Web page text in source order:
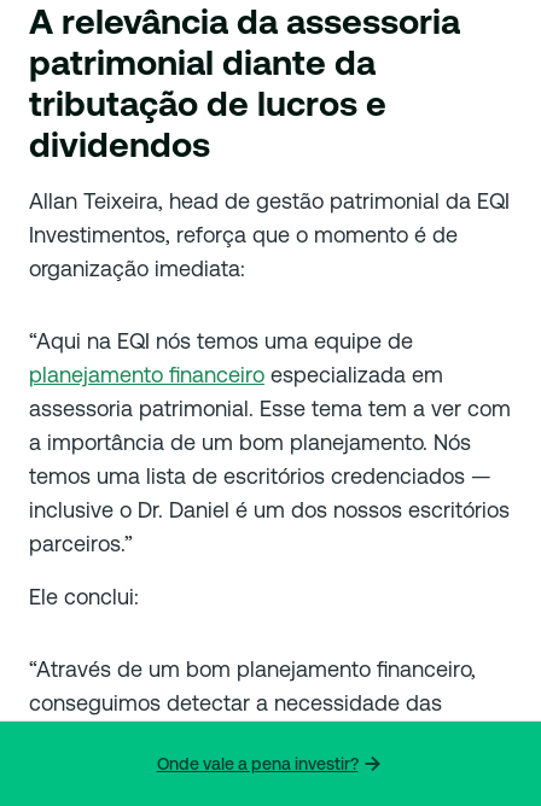
Onde vale a pena investir?
A relevância da assessoria
patrimonial diante da
tributação de lucros e
dividendos
Allan Teixeira, head de gestão patrimonial da EQI
Investimentos, reforça que o momento é de
organização imediata:
“Aqui na EQI nós temos uma equipe de
planejamento financeiro especializada em
assessoria patrimonial. Esse tema tem a ver com
a importância de um bom planejamento. Nós
temos uma lista de escritórios credenciados —
inclusive o Dr. Daniel é um dos nossos escritórios
parceiros.”
Ele conclui:
“Através de um bom planejamento financeiro,
conseguimos detectar a necessidade das
com segurança pelas melhores alternativas do